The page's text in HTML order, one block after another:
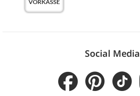
Social Media